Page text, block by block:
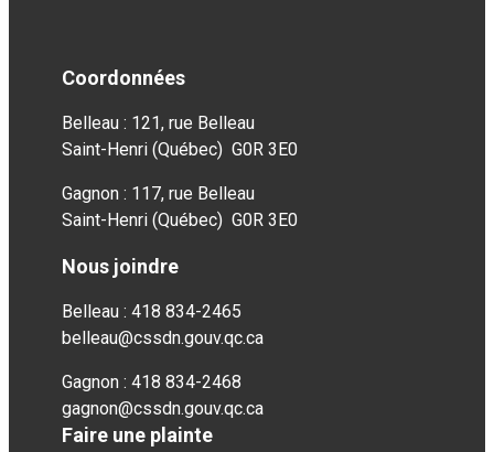
Coordonnées
Belleau : 121, rue Belleau
Saint-Henri (Québec) G0R 3E0
Gagnon : 117, rue Belleau
Saint-Henri (Québec) G0R 3E0
Nous joindre
Belleau : 418 834-2465
belleau@cssdn.gouv.qc.ca
Gagnon : 418 834-2468
gagnon@cssdn.gouv.qc.ca
Faire une plainte